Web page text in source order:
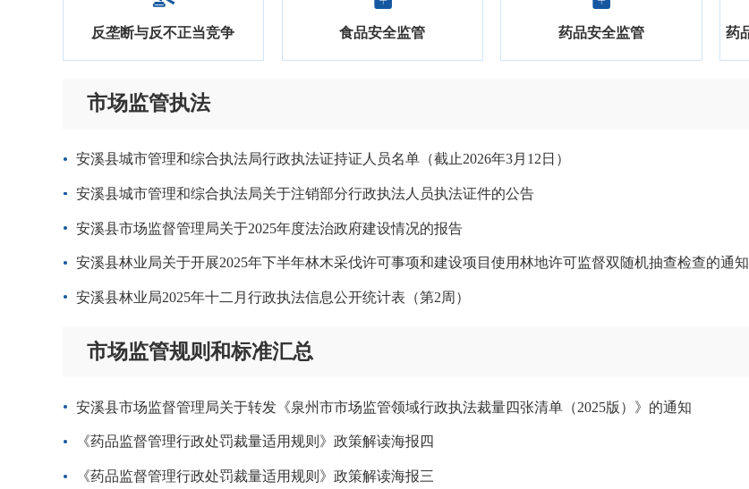
反垄断与反不正当竞争 食品安全监管 药品安全监管
市场监管执法
安溪县城市管理和综合执法局行政执法证持证人员名单（截止2026年3月12日）
安溪县城市管理和综合执法局关于注销部分行政执法人员执法证件的公告
安溪县市场监督管理局关于2025年度法治政府建设情况的报告
安溪县林业局关于开展2025年下半年林木采伐许可事项和建设项目使用林地许可监督双随机抽查检查的通知
安溪县林业局2025年十二月行政执法信息公开统计表（第2周）
市场监管规则和标准汇总
安溪县市场监督管理局关于转发《泉州市市场监管领域行政执法裁量四张清单（2025版）》的通知
《药品监督管理行政处罚裁量适用规则》政策解读海报四
《药品监督管理行政处罚裁量适用规则》政策解读海报三